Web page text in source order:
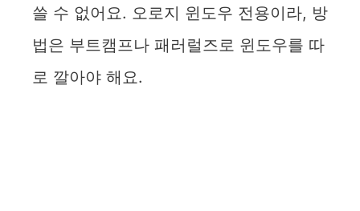
d
쓸 수 없어요. 오로지 윈도우 전용이라, 방
법은 부트캠프나 패러럴즈로 윈도우를 따
로 깔아야 해요.